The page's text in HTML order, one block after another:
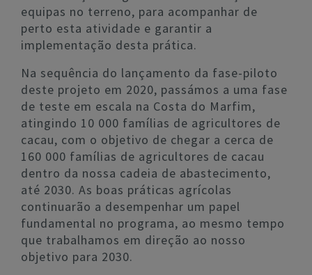
equipas no terreno, para acompanhar de
perto esta atividade e garantir a
implementação desta prática.
Na sequência do lançamento da fase-piloto
deste projeto em 2020, passámos a uma fase
de teste em escala na Costa do Marfim,
atingindo 10 000 famílias de agricultores de
cacau, com o objetivo de chegar a cerca de
160 000 famílias de agricultores de cacau
dentro da nossa cadeia de abastecimento,
até 2030. As boas práticas agrícolas
continuarão a desempenhar um papel
fundamental no programa, ao mesmo tempo
que trabalhamos em direção ao nosso
objetivo para 2030.